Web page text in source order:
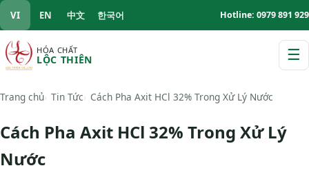
VI EN 中文 한국어 Hotline: 0979 891 929
HÓA CHẤT
LỘC THIÊN ☰
Trang chủ Tin Tức Cách Pha Axit HCl 32% Trong Xử Lý Nước
Cách Pha Axit HCl 32% Trong Xử Lý
Nước